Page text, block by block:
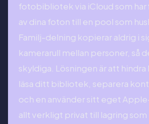
fotobibliotek via iCloud som har
av dina foton till en pool som
Familj-delning kopierar aldrig i
kamerarull mellan personer, så
skyldiga. Lösningen är att
läsa ditt bibliotek, separera
och en använder sitt eget
allt verkligt privat till lagring som